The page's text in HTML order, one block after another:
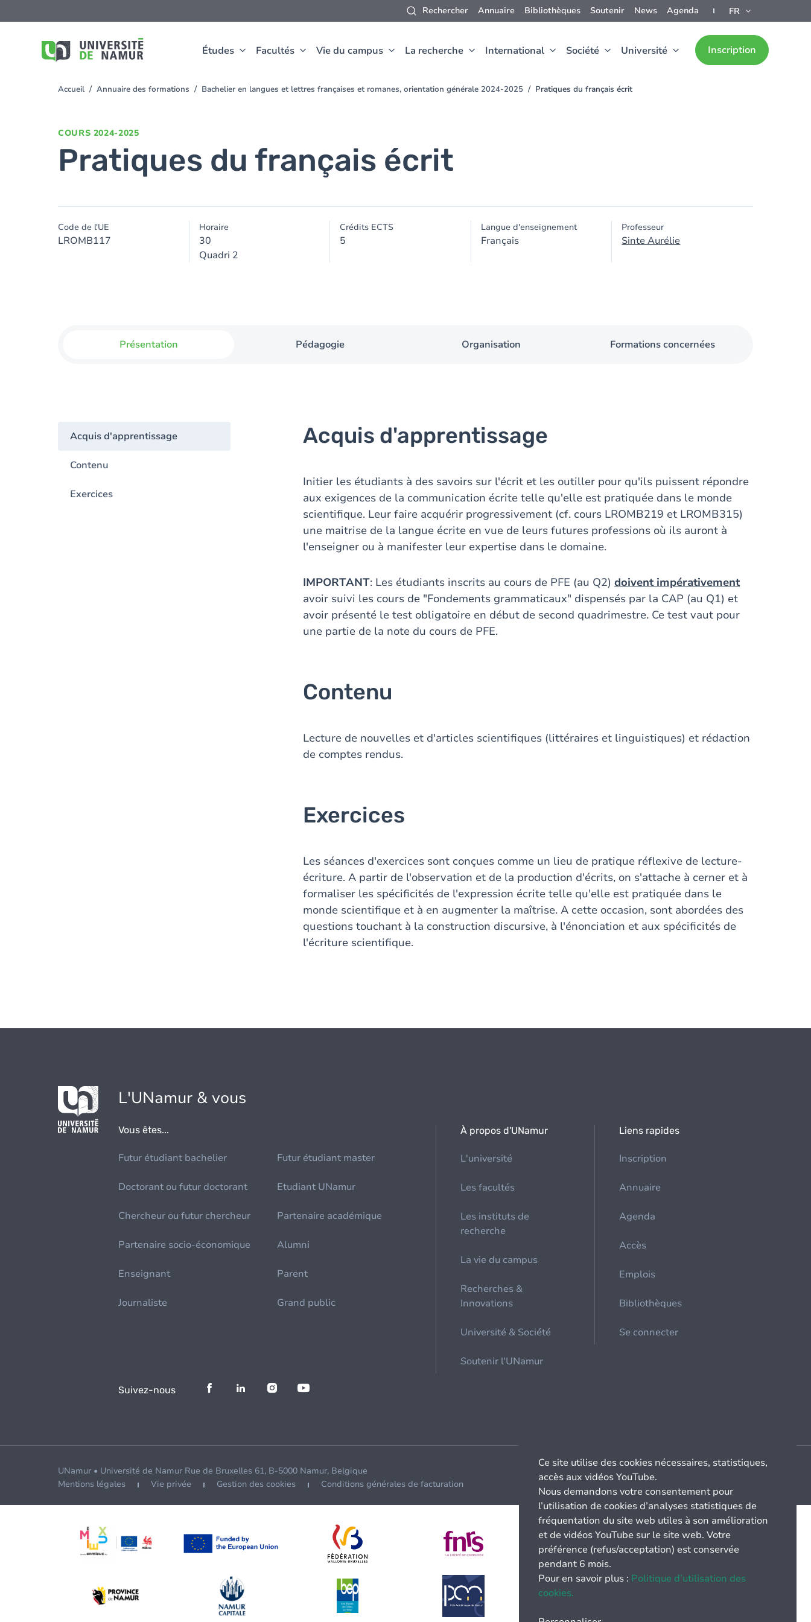
Rechercher Annuaire Bibliothèques Soutenir News Agenda FR
Études Facultés Vie du campus La recherche International Société Université Inscription
au
You
Accueil Annuaire des formations Bachelier en langues et lettres françaises et romanes, orientation générale 2024-2025 Pratiques du français écrit
COURS 2024-2025
Pratiques du français écrit
Code de l'UE
LROMB117
Horaire
30
Quadri 2
Crédits ECTS
5
Langue d'enseignement
Français
Professeur
Sinte Aurélie
Présentation Pédagogie Organisation Formations concernées
Acquis d'apprentissage
Contenu
Exercices
Acquis d'apprentissage
Initier les étudiants à des savoirs sur l'écrit et les outiller pour qu'ils puissent répondre
aux exigences de la communication écrite telle qu'elle est pratiquée dans le monde
scientifique. Leur faire acquérir progressivement (cf. cours LROMB219 et LROMB315)
une maitrise de la langue écrite en vue de leurs futures professions où ils auront à
l'enseigner ou à manifester leur expertise dans le domaine.
IMPORTANT: Les étudiants inscrits au cours de PFE (au Q2) doivent impérativement
avoir suivi les cours de "Fondements grammaticaux" dispensés par la CAP (au Q1) et
avoir présenté le test obligatoire en début de second quadrimestre. Ce test vaut pour
une partie de la note du cours de PFE.
Contenu
Lecture de nouvelles et d'articles scientifiques (littéraires et linguistiques) et rédaction
de comptes rendus.
Exercices
Les séances d'exercices sont conçues comme un lieu de pratique réflexive de lecture-
écriture. A partir de l'observation et de la production d'écrits, on s'attache à cerner et à
formaliser les spécificités de l'expression écrite telle qu'elle est pratiquée dans le
monde scientifique et à en augmenter la maîtrise. A cette occasion, sont abordées des
questions touchant à la construction discursive, à l'énonciation et aux spécificités de
l'écriture scientifique.
L'UNamur & vous
Vous êtes...
Futur étudiant bachelier Futur étudiant master
Doctorant ou futur doctorant Etudiant UNamur
Chercheur ou futur chercheur Partenaire académique
Partenaire socio-économique Alumni
Enseignant Parent
Journaliste Grand public
À propos d'UNamur
L'université
Les facultés
Les instituts de
recherche
La vie du campus
Recherches &
Innovations
Université & Société
Soutenir l'UNamur
Liens rapides
Inscription
Annuaire
Agenda
Accès
Emplois
Bibliothèques
Se connecter
Suivez-nous
UNamur • Université de Namur Rue de Bruxelles 61, B-5000 Namur, Belgique
Mentions légales
Vie privée Gestion des cookies Conditions générales de facturation
Ce site utilise des cookies nécessaires, statistiques,
accès aux vidéos YouTube.
Nous demandons votre consentement pour
l’utilisation de cookies d’analyses statistiques de
fréquentation du site web utiles à son amélioration
et de vidéos YouTube sur le site web. Votre
préférence (refus/acceptation) est conservée
pendant 6 mois.
Pour en savoir plus : Politique d’utilisation des
cookies.